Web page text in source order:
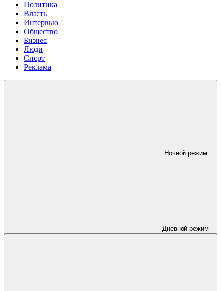
Политика
Власть
Интервью
Общество
Бизнес
Люди
Спорт
Реклама
Ночной режим
Дневной режим